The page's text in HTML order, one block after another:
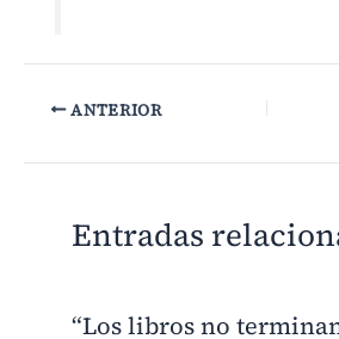
ANTERIOR
Entradas
“Los libros no